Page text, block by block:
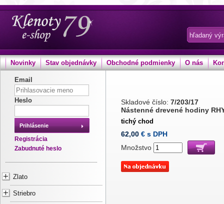
Novinky Stav objednávky Obchodné podmienky O nás
Email
Heslo
Prihlásenie
Registrácia
Zabudnuté heslo
Zlato
Striebro
Skladové číslo: 7/203/17
Nástenné drevené hodiny
tichý chod
62,00 € s DPH
Množstvo